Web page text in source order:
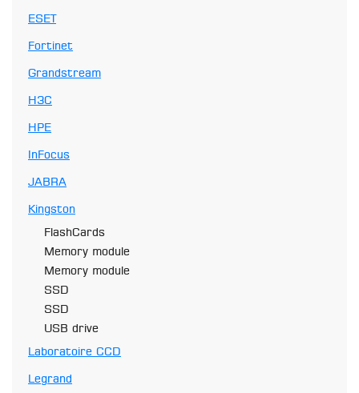
ESET
Fortinet
Grandstream
H3C
HPE
InFocus
JABRA
Kingston
FlashCards
Memory module
Memory module
SSD
SSD
USB drive
Laboratoire CCD
Legrand